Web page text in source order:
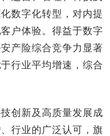
数字化转型，对内提
户体验。得益于数字
产险综合竞争力显著
行业平均增速，综合
新及高质量发展成
行业的广泛认可，旗